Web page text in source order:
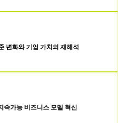
변화와 기업 가치의 재해석
속가능 비즈니스 모델 혁신